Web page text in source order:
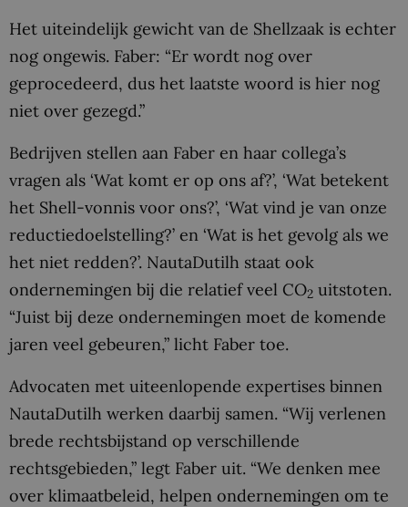
Het uiteindelijk gewicht van de Shellzaak is echter
nog ongewis. Faber: “Er wordt nog over
geprocedeerd, dus het laatste woord is hier nog
niet over gezegd.”
Bedrijven stellen aan Faber en haar collega’s
vragen als ‘Wat komt er op ons af?’, ‘Wat betekent
het Shell-vonnis voor ons?’, ‘Wat vind je van onze
reductiedoelstelling?’ en ‘Wat is het gevolg als we
het niet redden?’. NautaDutilh staat ook
ondernemingen bij die relatief veel CO2 uitstoten.
“Juist bij deze ondernemingen moet de komende
jaren veel gebeuren,” licht Faber toe.
Advocaten met uiteenlopende expertises binnen
NautaDutilh werken daarbij samen. “Wij verlenen
brede rechtsbijstand op verschillende
rechtsgebieden,” legt Faber uit. “We denken mee
over klimaatbeleid, helpen ondernemingen om te